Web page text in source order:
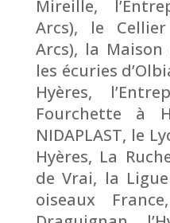
Mireille,
Arcs), le
Arcs), la Maison
les écuries
Hyères,
Fourchette à
NIDAPLAST, le
Hyères, La
de Vrai, la
oiseaux